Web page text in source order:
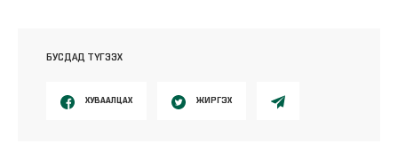
БУСДАД ТҮГЭЭХ
ХУВААЛЦАХ ЖИРГЭХ